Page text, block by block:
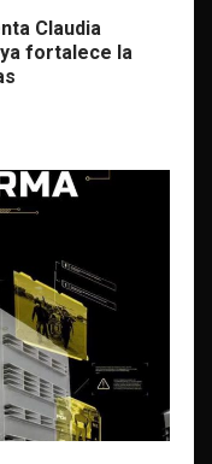
Claudia
fortalece la